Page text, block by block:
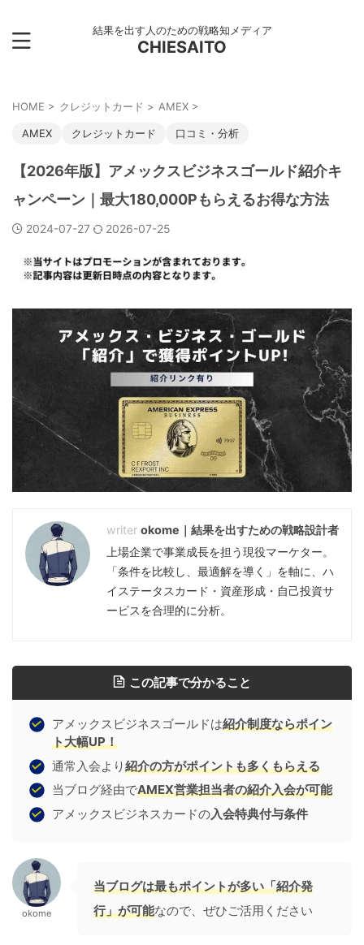
結果を出す人のための戦略知メディア
CHIESAITO
HOME > クレジットカード > AMEX >
AMEX クレジットカード 口コミ・分析
【2026年版】アメックスビジネスゴールド紹介キ
ャンペーン｜最大180,000Pもらえるお得な方法
2024-07-27 2026-07-25
okome｜結果を出すための戦略設計者
上場企業で事業成長を担う現役マーケター。
「条件を比較し、最適解を導く」を軸に、ハ
イステータスカード・資産形成・自己投資サ
ービスを合理的に分析。
この記事で分かること
アメックスビジネスゴールドは紹介制度ならポイン
ト大幅UP！
通常入会より紹介の方がポイントも多くもらえる
当ブログ経由でAMEX営業担当者の紹介入会が可能
アメックスビジネスカードの入会特典付与条件
okome
当ブログは最もポイントが多い「紹介発
行」が可能なので、ぜひご活用ください